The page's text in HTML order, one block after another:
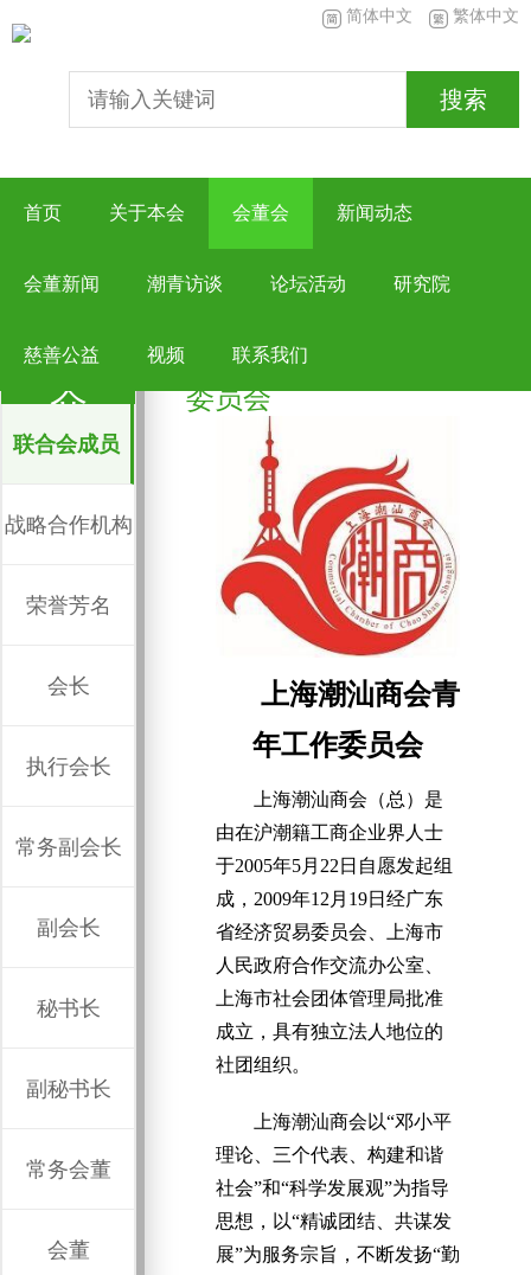
搜索
简体中文 繁体中文
首页 关于本会 会董会 新闻动态
会董新闻 潮青访谈 论坛活动 研究院
慈善公益 视频 联系我们
委员会
上海潮汕商会青
年工作委员会
上海潮汕商会（总）是
由在沪潮籍工商企业界人士
于2005年5月22日自愿发起组
成，2009年12月19日经广东
省经济贸易委员会、上海市
人民政府合作交流办公室、
上海市社会团体管理局批准
成立，具有独立法人地位的
社团组织。
上海潮汕商会以“邓小平
理论、三个代表、构建和谐
社会”和“科学发展观”为指导
思想，以“精诚团结、共谋发
展”为服务宗旨，不断发扬“勤
成员简
介
联合会成员
战略合作机构
荣誉芳名
会长
执行会长
常务副会长
副会长
秘书长
副秘书长
常务会董
会董